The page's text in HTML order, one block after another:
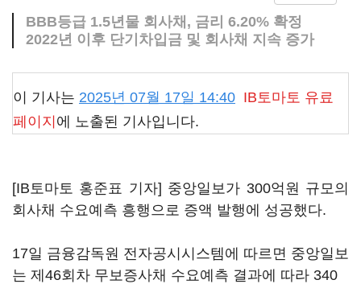
BBB등급 1.5년물 회사채, 금리 6.20% 확정
2022년 이후 단기차입금 및 회사채 지속 증가
이 기사는 2025년 07월 17일 14:40 IB토마토 유료
페이지 에 노출된 기사입니다.
[IB토마토 홍준표 기자] 중앙일보가 300억원 규모의
회사채 수요예측 흥행으로 증액 발행에 성공했다.
17일 금융감독원 전자공시시스템에 따르면 중앙일보
는 제46회차 무보증사채 수요예측 결과에 따라 340